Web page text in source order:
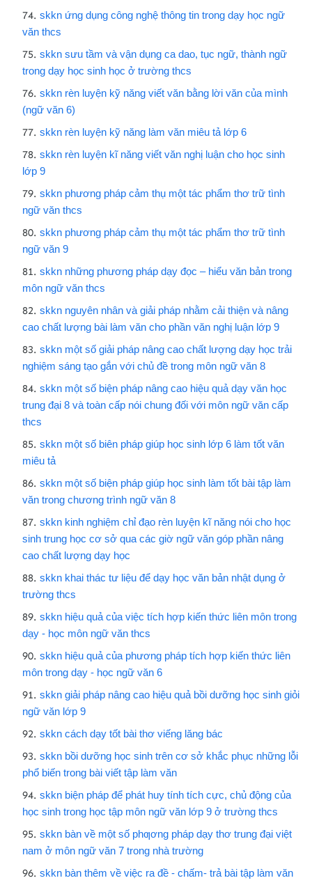
skkn ứng dụng công nghệ thông tin trong dạy học ngữ
văn thcs
skkn sưu tầm và vận dụng ca dao, tục ngữ, thành ngữ
trong dạy học sinh học ở trường thcs
skkn rèn luyện kỹ năng viết văn bằng lời văn của mình
(ngữ văn 6)
skkn rèn luyện kỹ năng làm văn miêu tả lớp 6
skkn rèn luyện kĩ năng viết văn nghị luận cho học sinh
lớp 9
skkn phương pháp cảm thụ một tác phẩm thơ trữ tình
ngữ văn thcs
skkn phương pháp cảm thụ một tác phẩm thơ trữ tình
ngữ văn 9
skkn những phương pháp dạy đọc – hiểu văn bản trong
môn ngữ văn thcs
skkn nguyên nhân và giải pháp nhằm cải thiện và nâng
cao chất lượng bài làm văn cho phần văn nghị luận lớp 9
skkn một số giải pháp nâng cao chất lượng dạy học trải
nghiệm sáng tạo gắn với chủ đề trong môn ngữ văn 8
skkn một số biện pháp nâng cao hiệu quả dạy văn học
trung đại 8 và toàn cấp nói chung đối với môn ngữ văn cấp
thcs
skkn một số biên pháp giúp học sinh lớp 6 làm tốt văn
miêu tả
skkn một số biện pháp giúp học sinh làm tốt bài tập làm
văn trong chương trình ngữ văn 8
skkn kinh nghiệm chỉ đạo rèn luyện kĩ năng nói cho học
sinh trung học cơ sở qua các giờ ngữ văn góp phần nâng
cao chất lượng dạy học
skkn khai thác tư liệu để dạy học văn bản nhật dụng ở
trường thcs
skkn hiệu quả của việc tích hợp kiến thức liên môn trong
dạy - học môn ngữ văn thcs
skkn hiệu quả của phương pháp tích hợp kiến thức liên
môn trong dạy - học ngữ văn 6
skkn giải pháp nâng cao hiệu quả bồi dưỡng học sinh giỏi
ngữ văn lớp 9
skkn cách dạy tốt bài thơ viếng lăng bác
skkn bồi dưỡng học sinh trên cơ sở khắc phục những lỗi
phổ biến trong bài viết tập làm văn
skkn biện pháp để phát huy tính tích cực, chủ động của
học sinh trong học tập môn ngữ văn lớp 9 ở trường thcs
skkn bàn về một số phƣơng pháp dạy thơ trung đại việt
nam ở môn ngữ văn 7 trong nhà trường
skkn bàn thêm về việc ra đề - chấm- trả bài tập làm văn